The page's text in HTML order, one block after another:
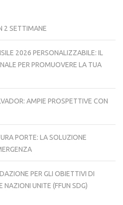
2 SETTIMANE
2026 PERSONALIZZABILE: IL
PER PROMUOVERE LA TUA
AMPIE PROSPETTIVE CON
PORTE: LA SOLUZIONE
PER GLI OBIETTIVI DI
NAZIONI UNITE (FFUN SDG)